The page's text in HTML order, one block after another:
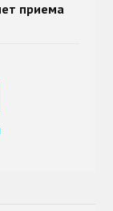
приема